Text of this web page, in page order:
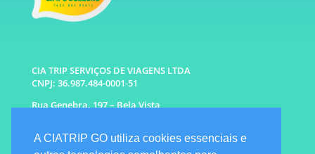
CIA TRIP SERVIÇOS DE VIAGENS LTDA
CNPJ: 36.987.484-0001-51
Rua Genebra, 197 – Bela Vista
WhatsApp: (11) 96333-6677 |
A CIATRIP GO utiliza cookies essenciais e